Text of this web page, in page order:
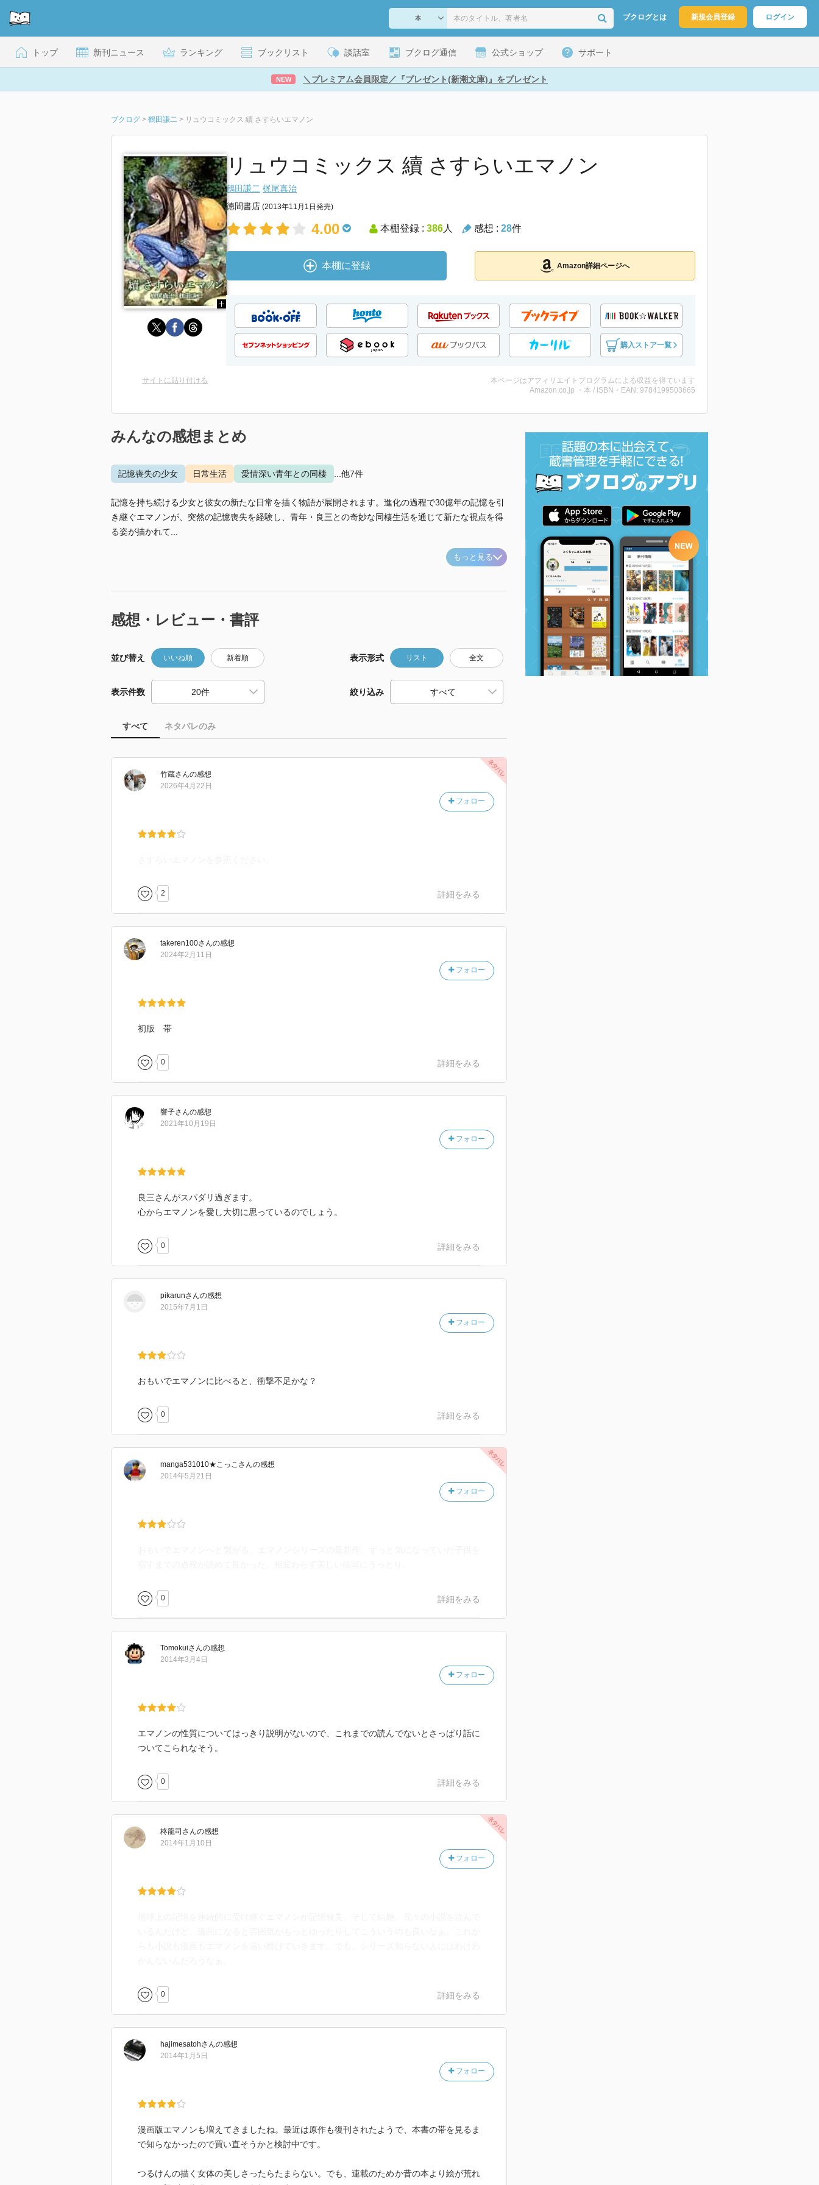
ブクログとは 新規会員登録 ログイン
トップ 新刊ニュース ランキング ブックリスト 談話室 ブクログ通信 公式ショップ サポート
NEW ＼プレミアム会員限定／『プレゼント(新潮文庫)』をプレゼント
ブクログ > 鶴田謙二 > リュウコミックス 續 さすらいエマノン
リュウコミックス 續 さすらいエマノン
鶴田謙二 梶尾真治
徳間書店 (2013年11月1日発売)
4.00 本棚登録 : 386人 感想 : 28件
本棚に登録 Amazon詳細ページへ
購入ストア一覧
サイトに貼り付ける
本ページはアフィリエイトプログラムによる収益を得ています
Amazon.co.jp ・本 / ISBN・EAN: 9784199503665
みんなの感想まとめ
記憶喪失の少女 日常生活 愛情深い青年との同棲 ...他7件
記憶を持ち続ける少女と彼女の新たな日常を描く物語が展開されます。進化の過程で30億年の記憶を引
き継ぐエマノンが、突然の記憶喪失を経験し、青年・良三との奇妙な同棲生活を通じて新たな視点を得
る姿が描かれて...
もっと見る
感想・レビュー・書評
並び替え いいね順 新着順 表示形式 リスト 全文
表示件数 絞り込み
すべて ネタバレのみ
竹蔵さんの感想
フォロー
2026年4月22日
2 詳細をみる
takeren100さんの感想
フォロー
2024年2月11日
初版 帯
0 詳細をみる
響子さんの感想
フォロー
2021年10月19日
良三さんがスパダリ過ぎます。
心からエマノンを愛し大切に思っているのでしょう。
0 詳細をみる
pikarunさんの感想
フォロー
2015年7月1日
おもいでエマノンに比べると、衝撃不足かな？
0 詳細をみる
manga531010★こっこ さんの感想
フォロー
2014年5月21日
0 詳細をみる
Tomokuiさんの感想
フォロー
2014年3月4日
エマノンの性質についてはっきり説明がないので、これまでの読んでないとさっぱり話に
ついてこられなそう。
0 詳細をみる
柊龍司 さんの感想
フォロー
2014年1月10日
0 詳細をみる
hajimesatohさんの感想
フォロー
2014年1月5日
漫画版エマノンも増えてきましたね。最近は原作も復刊されたようで、本書の帯を見るま
で知らなかったので買い直そうかと検討中です。
つるけんの描く女体の美しさったらたまらない。でも、連載のためか昔の本より絵が荒れ